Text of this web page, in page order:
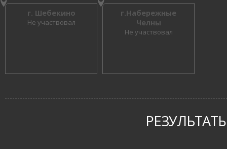
г. Шебекино
Не участвовал
г.Набережные
Челны
Не участвовал